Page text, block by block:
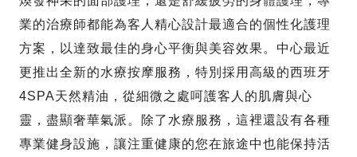
業的治療師都能為客人精心設計最適合的個性化護理
方案，以達致最佳的身心平衡與美容效果。中心最近
更推出全新的水療按摩服務，特別採用高級的西班牙
4SPA天然精油，從細微之處呵護客人的肌膚與心
靈，盡顯奢華氣派。除了水療服務，這裡還設有各種
專業健身設施，讓注重健康的您在旅途中也能保持活